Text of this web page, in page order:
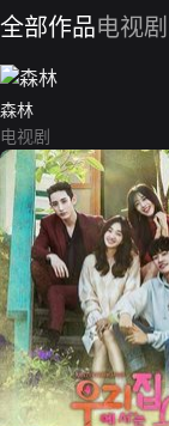
全部作品电视剧
森林
电视剧